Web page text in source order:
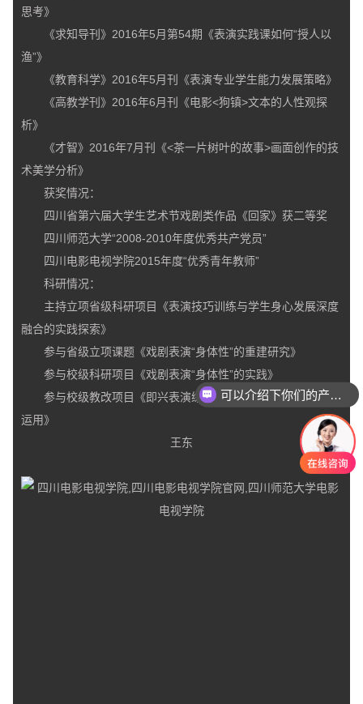
思考》
《求知导刊》2016年5月第54期《表演实践课如何“授人以
渔”》
《教育科学》2016年5月刊《表演专业学生能力发展策略》
《高教学刊》2016年6月刊《电影<狗镇>文本的人性观探
析》
《才智》2016年7月刊《<茶一片树叶的故事>画面创作的技
术美学分析》
获奖情况：
四川省第六届大学生艺术节戏剧类作品《回家》获二等奖
四川师范大学“2008-2010年度优秀共产党员”
四川电影电视学院2015年度“优秀青年教师”
科研情况：
主持立项省级科研项目《表演技巧训练与学生身心发展深度
融合的实践探索》
参与省级立项课题《戏剧表演“身体性”的重建研究》
参与校级科研项目《戏剧表演“身体性”的实践》
参与校级教改项目《即兴表演练习及其在表演教学排演中的
运用》
王东
你们是怎么收费的呢